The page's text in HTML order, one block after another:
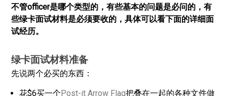
不管officer是哪个类型的，有些基本的问题是必问的，有
些绿卡面试材料是必须要收的，具体可以看下面的详细面
试经历。
绿卡面试材料准备
先说两个必买的东西：
花$6买一个Post-it Arrow Flag把叠在一起的各种文件做